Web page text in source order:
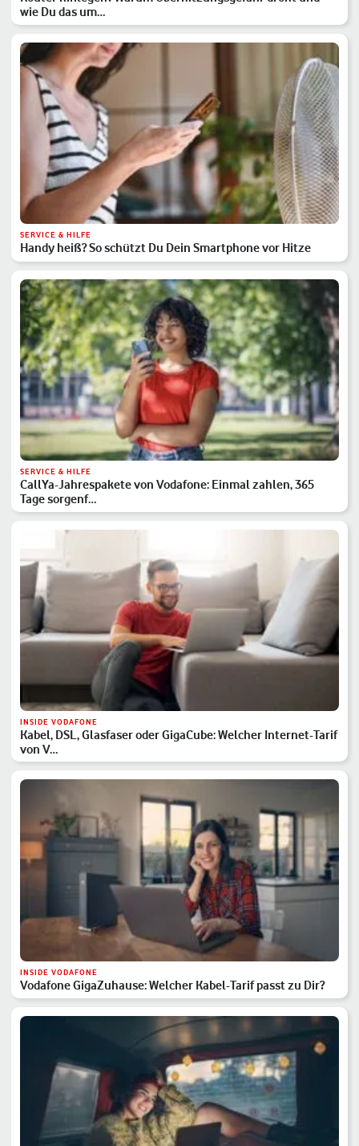
wie Du das um…
SERVICE & HILFE
Handy heiß? So schützt Du Dein Smartphone vor Hitze
SERVICE & HILFE
CallYa-Jahrespakete von Vodafone: Einmal zahlen, 365
Tage sorgenf…
INSIDE VODAFONE
Kabel, DSL, Glasfaser oder GigaCube: Welcher Internet-Tarif
von V…
INSIDE VODAFONE
Vodafone GigaZuhause: Welcher Kabel-Tarif passt zu Dir?